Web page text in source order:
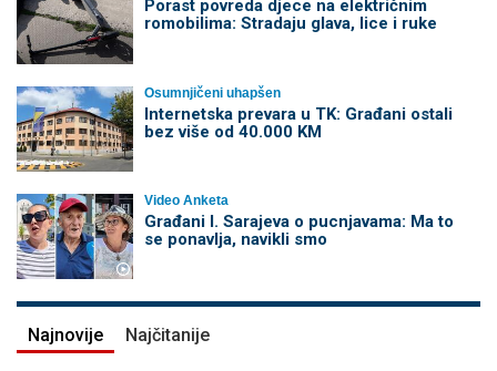
Porast povreda djece na električnim
romobilima: Stradaju glava, lice i ruke
Osumnjičeni uhapšen
Internetska prevara u TK: Građani ostali
bez više od 40.000 KM
Video Anketa
Građani I. Sarajeva o pucnjavama: Ma to
se ponavlja, navikli smo
Najnovije Najčitanije